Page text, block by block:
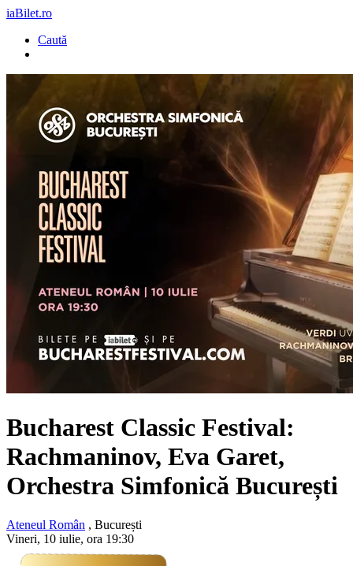
iaBilet.ro
Caută
Bucharest Classic Festival:
Rachmaninov, Eva Garet,
Orchestra Simfonică București
Ateneul Român , București
Vineri, 10 iulie, ora 19:30